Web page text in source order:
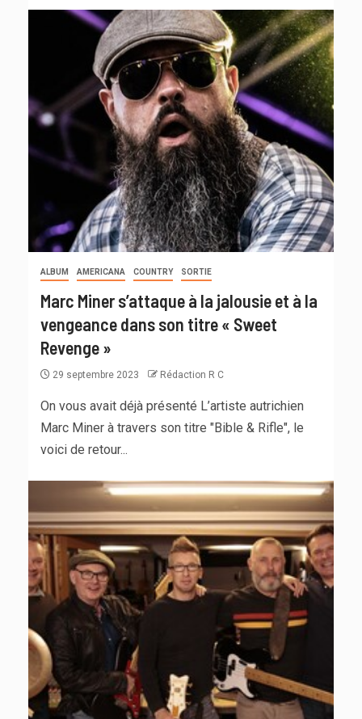
ALBUM AMERICANA COUNTRY SORTIE
Marc Miner s’attaque à la jalousie et à la
vengeance dans son titre « Sweet
Revenge »
29 septembre 2023 Rédaction R C
On vous avait déjà présenté L’artiste autrichien
Marc Miner à travers son titre "Bible & Rifle", le
voici de retour...